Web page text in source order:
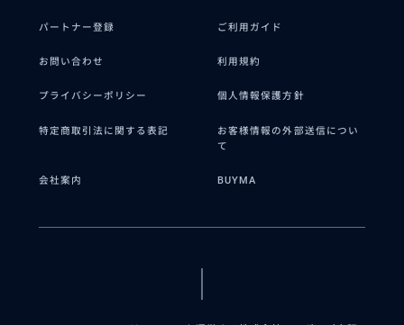
パートナー登録 ご利用ガイド
お問い合わせ 利用規約
プライバシーポリシー 個人情報保護方針
特定商取引法に関する表記
お客様情報の外部送信につい
て
会社案内 BUYMA